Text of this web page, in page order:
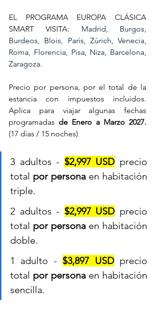
EL PROGRAMA EUROPA CLÁSICA
SMART VISITA: Madrid, Burgos,
Burdeos, Blois, París, Zúrich, Venecia,
Roma, Florencia, Pisa, Niza, Barcelona,
Zaragoza.
Precio por persona, por el total de la
estancia con impuestos incluidos.
Aplica para viajar algunas fechas
programadas de Enero a Marzo 2027.
(17 días / 15 noches)
3 adultos - $2,997 USD precio
total por persona en habitación
triple.
2 adultos - $2,997 USD precio
total por persona en habitación
doble.
1 adulto - $3,897 USD precio
total por persona en habitación
sencilla.